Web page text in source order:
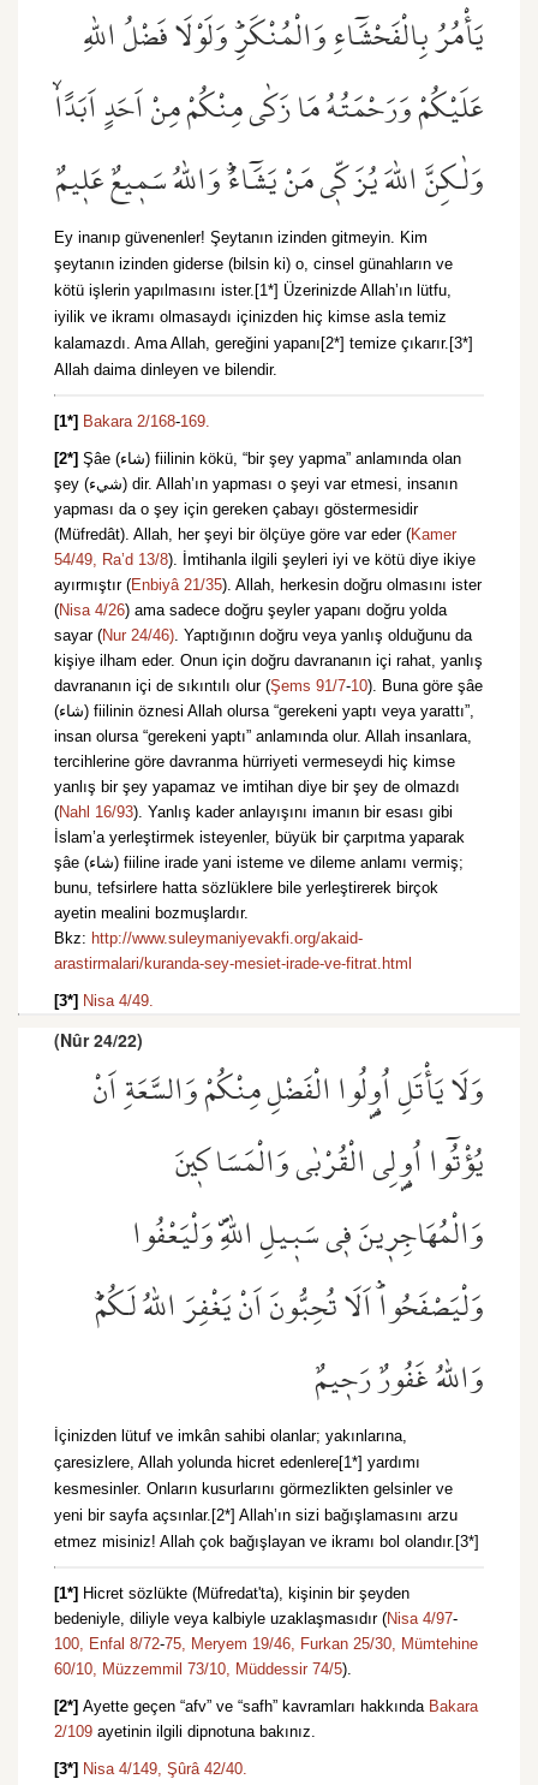
يَأْمُرُ بِالْفَحْشَٓاءِ وَالْمُنْكَرِۜ وَلَوْلَا فَضْلُ اللّٰهِ
عَلَيْكُمْ وَرَحْمَتُهُ مَا زَكٰى مِنْكُمْ مِنْ اَحَدٍ اَبَدًاۙ
وَلٰكِنَّ اللّٰهَ يُزَكّ۪ي مَنْ يَشَٓاءُۜ وَاللّٰهُ سَم۪يعٌ عَل۪يمٌ
Ey inanıp güvenenler! Şeytanın izinden gitmeyin. Kim
şeytanın izinden giderse (bilsin ki) o, cinsel günahların ve
kötü işlerin yapılmasını ister.[1*] Üzerinizde Allah’ın lütfu,
iyilik ve ikramı olmasaydı içinizden hiç kimse asla temiz
kalamazdı. Ama Allah, gereğini yapanı[2*] temize çıkarır.[3*]
Allah daima dinleyen ve bilendir.
[1*] Bakara 2/168-169.
[2*] Şâe (شاء) fiilinin kökü, “bir şey yapma” anlamında olan
şey (شيء) dir. Allah’ın yapması o şeyi var etmesi, insanın
yapması da o şey için gereken çabayı göstermesidir
(Müfredât). Allah, her şeyi bir ölçüye göre var eder (Kamer
54/49, Ra’d 13/8). İmtihanla ilgili şeyleri iyi ve kötü diye ikiye
ayırmıştır (Enbiyâ 21/35). Allah, herkesin doğru olmasını ister
(Nisa 4/26) ama sadece doğru şeyler yapanı doğru yolda
sayar (Nur 24/46). Yaptığının doğru veya yanlış olduğunu da
kişiye ilham eder. Onun için doğru davrananın içi rahat, yanlış
davrananın içi de sıkıntılı olur (Şems 91/7-10). Buna göre şâe
(شاء) fiilinin öznesi Allah olursa “gerekeni yaptı veya yarattı”,
insan olursa “gerekeni yaptı” anlamında olur. Allah insanlara,
tercihlerine göre davranma hürriyeti vermeseydi hiç kimse
yanlış bir şey yapamaz ve imtihan diye bir şey de olmazdı
(Nahl 16/93). Yanlış kader anlayışını imanın bir esası gibi
İslam’a yerleştirmek isteyenler, büyük bir çarpıtma yaparak
şâe (شاء) fiiline irade yani isteme ve dileme anlamı vermiş;
bunu, tefsirlere hatta sözlüklere bile yerleştirerek birçok
ayetin mealini bozmuşlardır.
Bkz: http://www.suleymaniyevakfi.org/akaid-
arastirmalari/kuranda-sey-mesiet-irade-ve-fitrat.html
[3*] Nisa 4/49.
(Nûr 24/22)
وَلَا يَأْتَلِ اُو۬لُوا الْفَضْلِ مِنْكُمْ وَالسَّعَةِ اَنْ
يُؤْتُٓوا اُو۬لِي الْقُرْبٰى وَالْمَسَاك۪ينَ
وَالْمُهَاجِر۪ينَ ف۪ي سَب۪يلِ اللّٰهِۖ وَلْيَعْفُوا
وَلْيَصْفَحُواۜ اَلَا تُحِبُّونَ اَنْ يَغْفِرَ اللّٰهُ لَكُمْۜ
وَاللّٰهُ غَفُورٌ رَح۪يمٌ
İçinizden lütuf ve imkân sahibi olanlar; yakınlarına,
çaresizlere, Allah yolunda hicret edenlere[1*] yardımı
kesmesinler. Onların kusurlarını görmezlikten gelsinler ve
yeni bir sayfa açsınlar.[2*] Allah’ın sizi bağışlamasını arzu
etmez misiniz! Allah çok bağışlayan ve ikramı bol olandır.[3*]
[1*] Hicret sözlükte (Müfredat'ta), kişinin bir şeyden
bedeniyle, diliyle veya kalbiyle uzaklaşmasıdır (Nisa 4/97-
100, Enfal 8/72-75, Meryem 19/46, Furkan 25/30, Mümtehine
60/10, Müzzemmil 73/10, Müddessir 74/5).
[2*] Ayette geçen “afv” ve “safh” kavramları hakkında Bakara
2/109 ayetinin ilgili dipnotuna bakınız.
[3*] Nisa 4/149, Şûrâ 42/40.